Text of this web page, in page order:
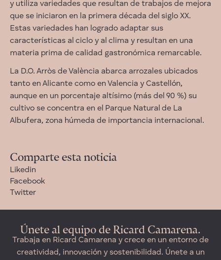
y utiliza variedades que resultan de trabajos de mejora
que se iniciaron en la primera década del siglo XX.
Estas variedades han logrado adaptar sus
características al ciclo y al clima y resultan en una
materia prima de calidad gastronómica remarcable.
La D.O. Arròs de València abarca arrozales ubicados
tanto en Alicante como en Valencia y Castellón,
aunque en un porcentaje altísimo (más del 90 %) su
cultivo se concentra en el Parque Natural de La
Albufera, zona húmeda de importancia internacional.
Comparte esta noticia
Likedin
Facebook
Twitter
Únete al equipo de Ricard Camarena.
Trabaja en Ricard Camarena y crece en un entorno de
creatividad, innovación y sostenibilidad. Únete a un